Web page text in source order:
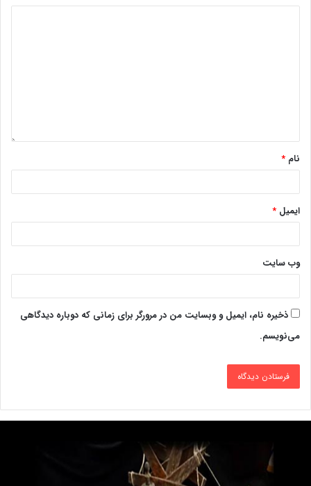
نام *
ایمیل *
وب‌ سایت
ذخیره نام، ایمیل و وبسایت من در مرورگر برای زمانی که دوباره دیدگاهی
می‌نویسم.